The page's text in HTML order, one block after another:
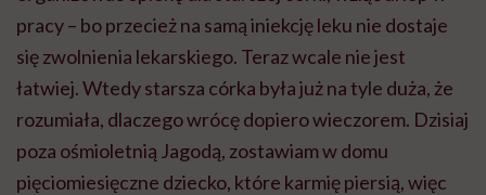
pracy – bo przecież na samą iniekcję leku nie dostaje
się zwolnienia lekarskiego. Teraz wcale nie jest
łatwiej. Wtedy starsza córka była już na tyle duża, że
rozumiała, dlaczego wrócę dopiero wieczorem. Dzisiaj
poza ośmioletnią Jagodą, zostawiam w domu
pięciomiesięczne dziecko, które karmię piersią, więc